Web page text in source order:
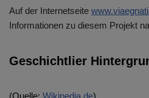
Auf der Internetseite
Informationen zu diesem Projekt
Geschichtlier